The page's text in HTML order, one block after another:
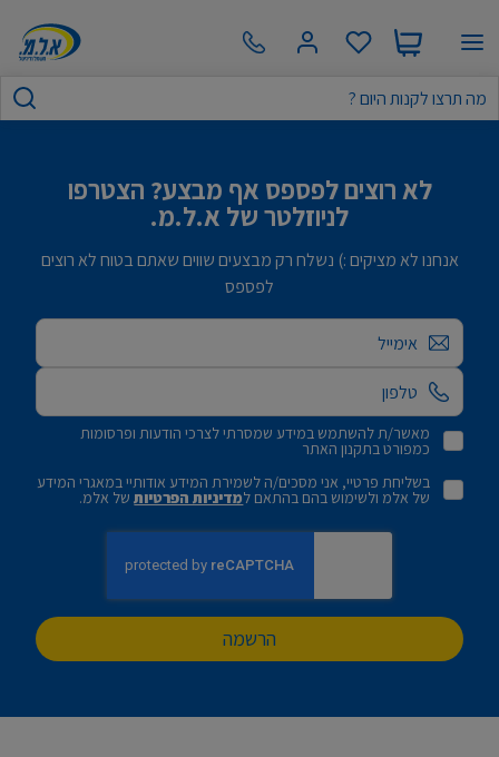
לא רוצים לפספס אף מבצע? הצטרפו
לניוזלטר של א.ל.מ.
אנחנו לא מציקים :) נשלח רק מבצעים שווים שאתם בטוח לא רוצים
לפספס
אימייל
מאשר/ת להשתמש במידע שמסרתי לצרכי הודעות ופרסומות
כמפורט בתקנון האתר
בשליחת פרטיי, אני מסכים/ה לשמירת המידע אודותיי במאגרי המידע
של אלמ ולשימוש בהם בהתאם למדיניות הפרטיותשל אלמ.
הרשמה